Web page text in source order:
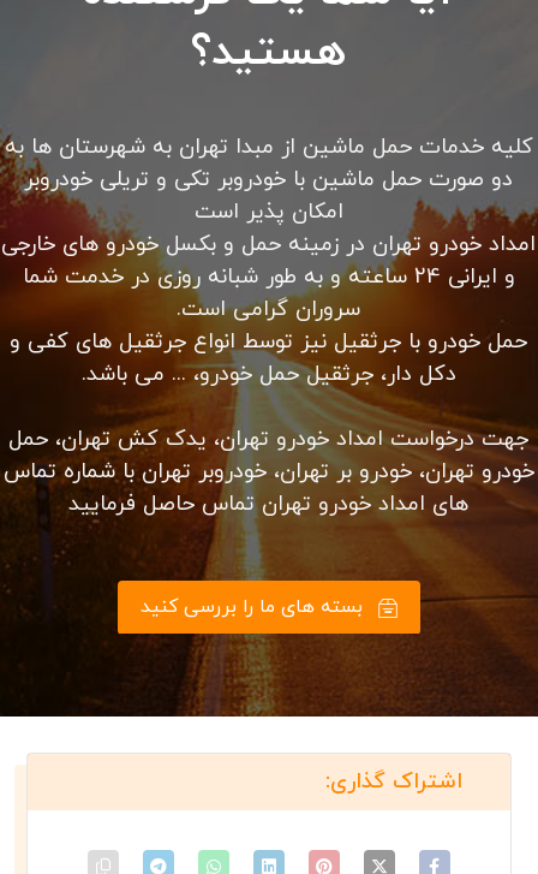
هستید؟
کلیه خدمات حمل ماشین از مبدا تهران به شهرستان ها به
دو صورت حمل ماشین با خودروبر تکی و تریلی خودروبر
امکان پذیر است
امداد خودرو تهران در زمینه حمل و بکسل خودرو های خارجی
و ایرانی 24 ساعته و به طور شبانه روزی در خدمت شما
سروران گرامی است.
حمل خودرو با جرثقیل نیز توسط انواع جرثقیل های کفی و
دکل دار، جرثقیل حمل خودرو، ... می باشد.
جهت درخواست امداد خودرو تهران، یدک کش تهران، حمل
خودرو تهران، خودرو بر تهران، خودروبر تهران با شماره تماس
های امداد خودرو تهران تماس حاصل فرمایید
بسته های ما را بررسی کنید